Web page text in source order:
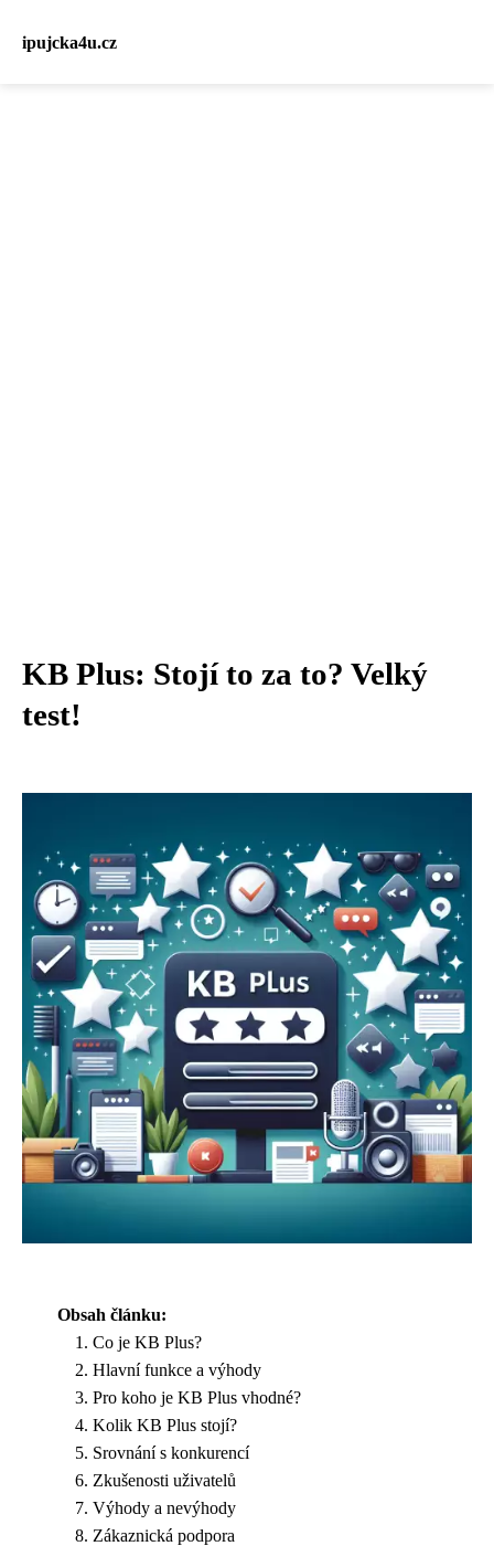
ipujcka4u.cz
KB Plus: Stojí to za to? Velký
test!
Obsah článku:
Co je KB Plus?
Hlavní funkce a výhody
Pro koho je KB Plus vhodné?
Kolik KB Plus stojí?
Srovnání s konkurencí
Zkušenosti uživatelů
Výhody a nevýhody
Zákaznická podpora